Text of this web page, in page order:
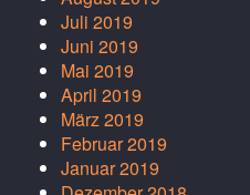
Juli 2019
Juni 2019
Mai 2019
April 2019
März 2019
Februar 2019
Januar 2019